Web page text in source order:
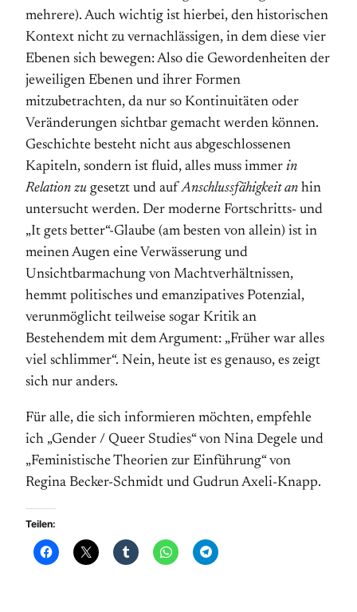
mehrere). Auch wichtig ist hierbei, den historischen
Kontext nicht zu vernachlässigen, in dem diese vier
Ebenen sich bewegen: Also die Gewordenheiten der
jeweiligen Ebenen und ihrer Formen
mitzubetrachten, da nur so Kontinuitäten oder
Veränderungen sichtbar gemacht werden können.
Geschichte besteht nicht aus abgeschlossenen
Kapiteln, sondern ist fluid, alles muss immer in
Relation zu gesetzt und aufAnschlussfähigkeit an hin
untersucht werden. Der moderne Fortschritts- und
„It gets better“-Glaube (am besten von allein) ist in
meinen Augen eine Verwässerung und
Unsichtbarmachung von Machtverhältnissen,
hemmt politisches und emanzipatives Potenzial,
verunmöglicht teilweise sogar Kritik an
Bestehendem mit dem Argument: „Früher war alles
viel schlimmer“. Nein, heute ist es genauso, es zeigt
sich nur anders.
Für alle, die sich informieren möchten, empfehle
ich „Gender / Queer Studies“ von Nina Degele und
„Feministische Theorien zur Einführung“ von
Regina Becker-Schmidt und Gudrun Axeli-Knapp.
Teilen: